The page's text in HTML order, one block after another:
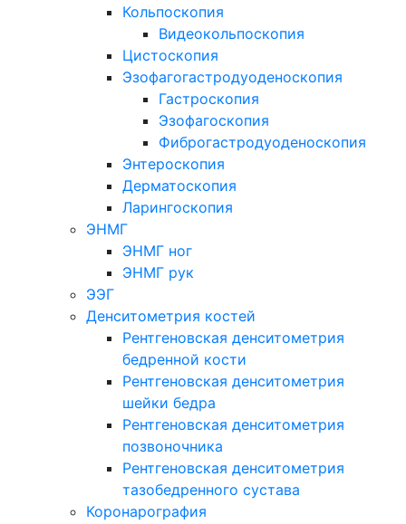
Кольпоскопия
Видеокольпоскопия
Цистоскопия
Эзофагогастродуоденоскопия
Гастроскопия
Эзофагоскопия
Фиброгастродуоденоскопия
Энтероскопия
Дерматоскопия
Ларингоскопия
ЭНМГ
ЭНМГ ног
ЭНМГ рук
ЭЭГ
Денситометрия костей
Рентгеновская денситометрия
бедренной кости
Рентгеновская денситометрия
шейки бедра
Рентгеновская денситометрия
позвоночника
Рентгеновская денситометрия
тазобедренного сустава
Коронарография